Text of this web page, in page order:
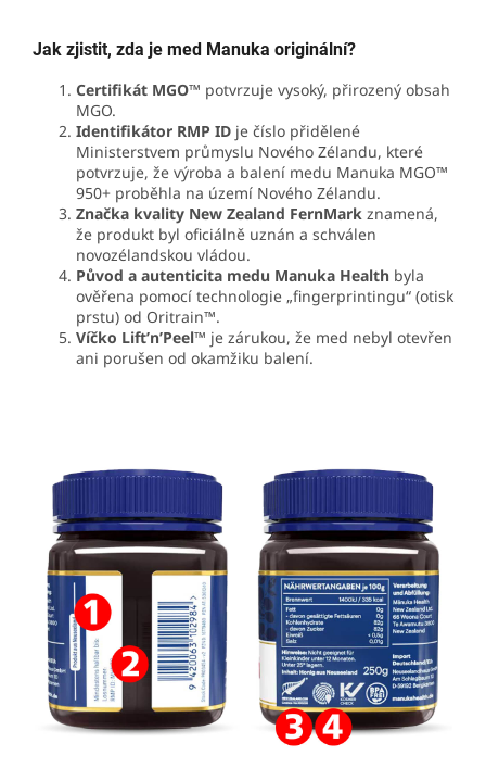
Jak zjistit, zda je med Manuka originální?
Certifikát MGO™ potvrzuje vysoký, přirozený obsah
MGO.
Identifikátor RMP ID je číslo přidělené
Ministerstvem průmyslu Nového Zélandu, které
potvrzuje, že výroba a balení medu Manuka MGO™
950+ proběhla na území Nového Zélandu.
Značka kvality New Zealand FernMark znamená,
že produkt byl oficiálně uznán a schválen
novozélandskou vládou.
Původ a autenticita medu Manuka Health byla
ověřena pomocí technologie „fingerprintingu“ (otisk
prstu) od Oritrain™.
Víčko Lift’n’Peel™ je zárukou, že med nebyl otevřen
ani porušen od okamžiku balení.